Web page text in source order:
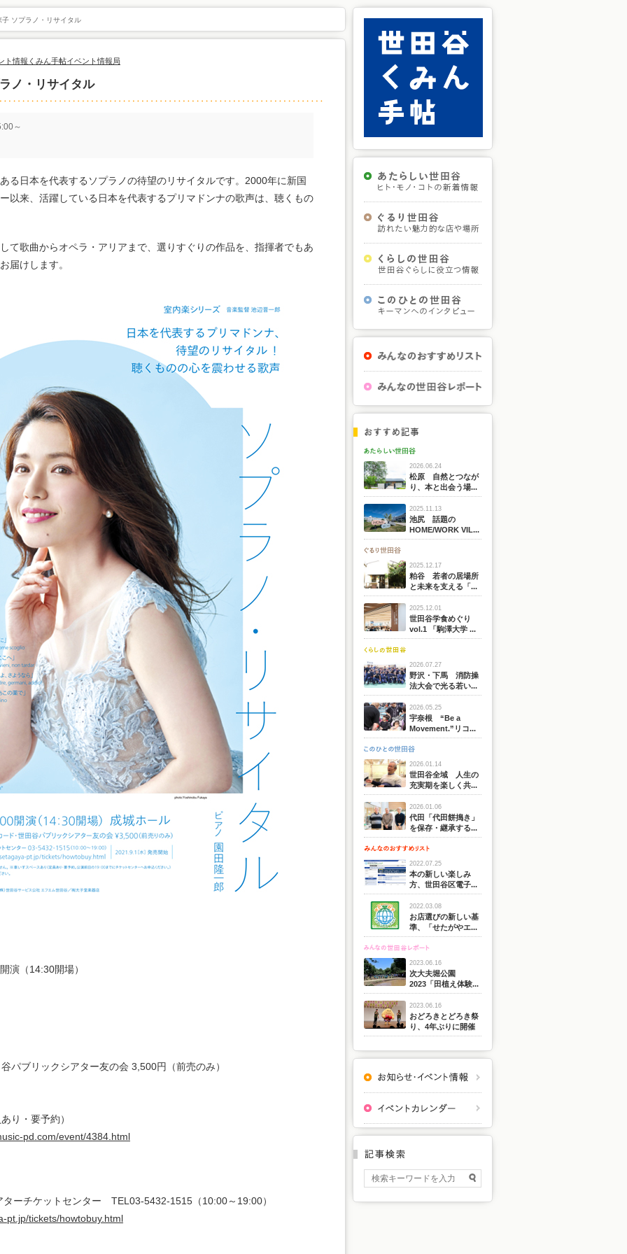
ソプラノ・リサイタル
ト情報 くみん手帖イベント情報局
ノ・リサイタル
～
る日本を代表するソプラノの待望のリサイタルです。2000年に新国
以来、活躍している日本を代表するプリマドンナの歌声は、聴くもの
て歌曲からオペラ・アリアまで、選りすぐりの作品を、指揮者でもあ
届けします。
演（14:30開場）
パブリックシアター友の会 3,500円（前売のみ）
り・要予約）
pd.com/event/4384.html
ターチケットセンター TEL03-5432-1515（10:00～19:00）
pt.jp/tickets/howtobuy.html
2026.06.24
松原 自然とつなが
り、本と出会う場...
2025.11.13
池尻 話題の
HOME/WORK VIL...
2025.12.17
粕谷 若者の居場所
と未来を支える「...
2025.12.01
世田谷学食めぐり
vol.1 「駒澤大学 ...
2026.07.27
野沢・下馬 消防操
法大会で光る若い...
2026.05.25
宇奈根 “Be a
Movement.”リコ...
2026.01.14
世田谷全域 人生の
充実期を楽しく共...
2026.01.06
代田「代田餅搗き」
を保存・継承する...
2022.07.25
本の新しい楽しみ
方、世田谷区電子...
2022.03.08
お店選びの新しい基
準、「せたがやエ...
2023.06.16
次大夫堀公園
2023「田植え体験...
2023.06.16
おどろきとどろき祭
り、4年ぶりに開催